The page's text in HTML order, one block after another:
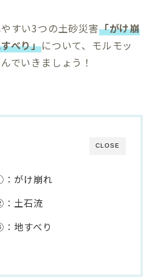
すい3つの土砂災害「がけ崩
べり」について、モルモッ
でいきましょう！
CLOSE
がけ崩れ
土石流
地すべり